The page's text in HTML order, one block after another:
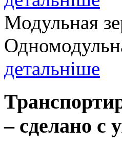
Модульная
детальніше
– сделано с